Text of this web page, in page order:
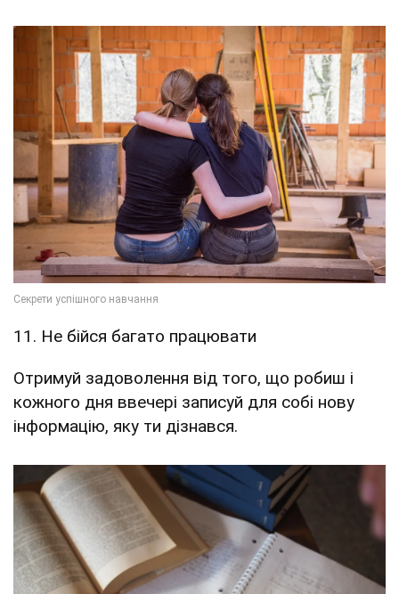
11. Не бійся багато працювати
Отримуй задоволення від того, що робиш і
кожного дня ввечері записуй для собі нову
інформацію, яку ти дізнався.